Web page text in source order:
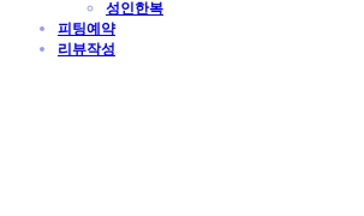
성인한복
피팅예약
리뷰작성